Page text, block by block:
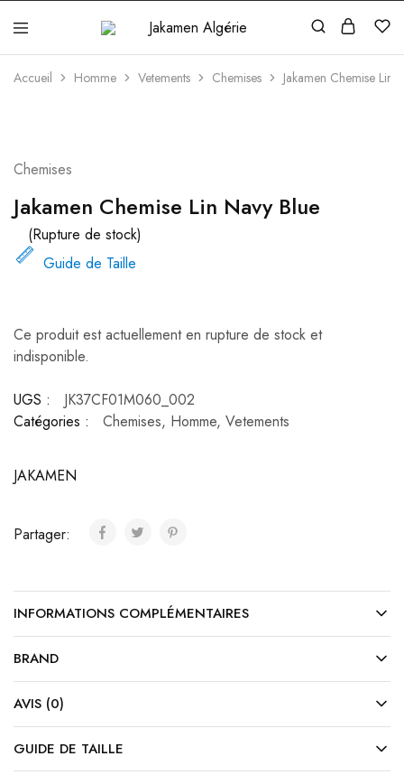
Jakamen
Algérie
Accueil Homme Vetements Chemises Jakamen Chemise Lin
Chemises
Jakamen Chemise Lin Navy Blue
(Rupture de stock)
Guide de Taille
Ce produit est actuellement en rupture de stock et
indisponible.
UGS :
JK37CF01M060_002
Catégories :
Chemises, Homme, Vetements
JAKAMEN
Partager:
INFORMATIONS COMPLÉMENTAIRES
BRAND
AVIS (0)
GUIDE DE TAILLE